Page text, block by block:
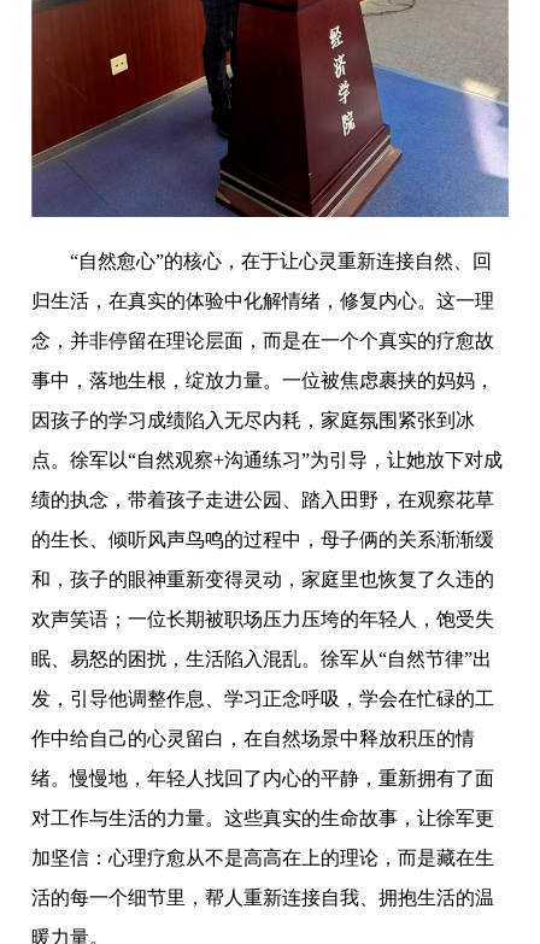
“自然愈心”的核心，在于让心灵重新连接自然、回
归生活，在真实的体验中化解情绪，修复内心。这一理
念，并非停留在理论层面，而是在一个个真实的疗愈故
事中，落地生根，绽放力量。一位被焦虑裹挟的妈妈，
因孩子的学习成绩陷入无尽内耗，家庭氛围紧张到冰
点。徐军以“自然观察+沟通练习”为引导，让她放下对成
绩的执念，带着孩子走进公园、踏入田野，在观察花草
的生长、倾听风声鸟鸣的过程中，母子俩的关系渐渐缓
和，孩子的眼神重新变得灵动，家庭里也恢复了久违的
欢声笑语；一位长期被职场压力压垮的年轻人，饱受失
眠、易怒的困扰，生活陷入混乱。徐军从“自然节律”出
发，引导他调整作息、学习正念呼吸，学会在忙碌的工
作中给自己的心灵留白，在自然场景中释放积压的情
绪。慢慢地，年轻人找回了内心的平静，重新拥有了面
对工作与生活的力量。这些真实的生命故事，让徐军更
加坚信：心理疗愈从不是高高在上的理论，而是藏在生
活的每一个细节里，帮人重新连接自我、拥抱生活的温
暖力量。